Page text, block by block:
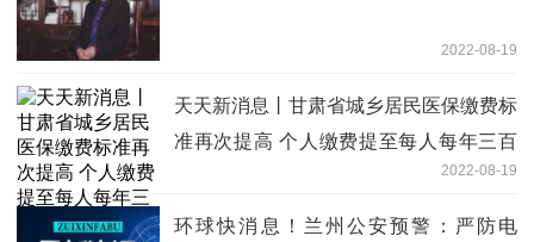
2022-08-19
天天新消息丨甘肃省城乡居民医保缴费标
准再次提高 个人缴费提至每人每年三百
2022-08-19
环球快消息！兰州公安预警：严防电